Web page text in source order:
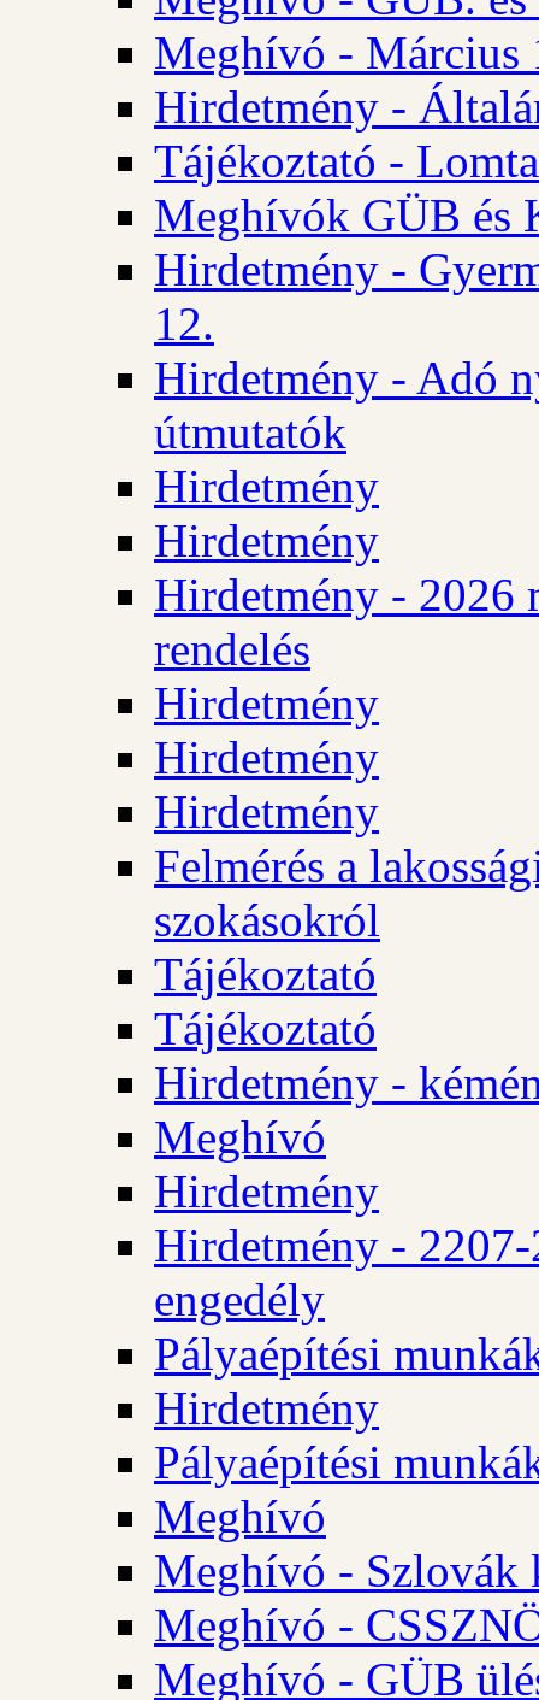
Meghívó - Március
Hirdetmény -
Tájékoztató -
Meghívók GÜB és
Hirdetmény -
12.
Hirdetmény - Adó
útmutatók
Hirdetmény
Hirdetmény
Hirdetmény - 2026
rendelés
Hirdetmény
Hirdetmény
Hirdetmény
Felmérés a
szokásokról
Tájékoztató
Tájékoztató
Hirdetmény -
Meghívó
Hirdetmény
Hirdetmény -
engedély
Pályaépítési
Hirdetmény
Pályaépítési
Meghívó
Meghívó - Szlovák
Meghívó -
Meghívó - GÜB